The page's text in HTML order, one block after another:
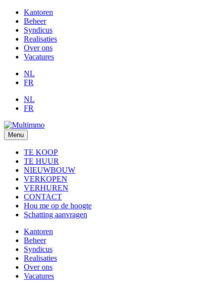
Kantoren
Beheer
Syndicus
Realisaties
Over ons
Vacatures
NL
FR
NL
FR
Menu
TE KOOP
TE HUUR
NIEUWBOUW
VERKOPEN
VERHUREN
CONTACT
Hou me op de hoogte
Schatting aanvragen
Kantoren
Beheer
Syndicus
Realisaties
Over ons
Vacatures